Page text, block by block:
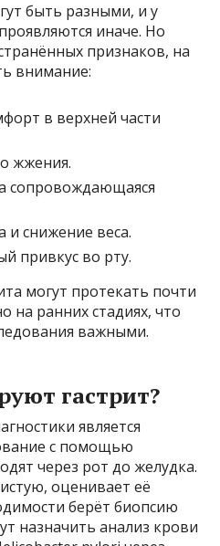
быть разными, и у
иначе. Но
признаков, на
внимание:
в верхней части
жжения.
сопровождающаяся
и снижение веса.
привкус во рту.
могут протекать почти
на ранних стадиях, что
важными.
гастрит?
является
с помощью
через рот до желудка.
оценивает её
берёт биопсию
назначить анализ крови